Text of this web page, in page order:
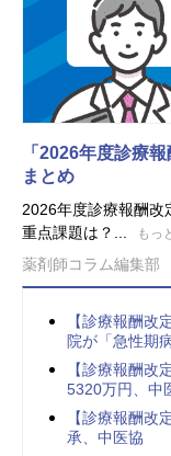
「2026年度診療
まとめ
2026年度診療報酬改
重点課題は？...
もっ
薬剤師コラム編集部
【診療報酬改
院が「急性期
【診療報酬改
5320万円、中
【診療報酬改
承、中医協